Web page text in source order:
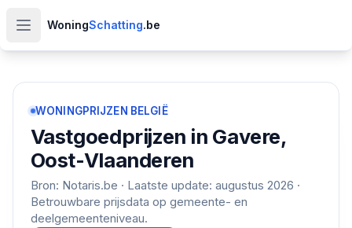
Open hoofdmenu
WoningSchatting.be
WONINGPRIJZEN BELGIË
Vastgoedprijzen in Gavere,
Oost-Vlaanderen
Bron: Notaris.be · Laatste update: augustus 2026 ·
Betrouwbare prijsdata op gemeente- en
deelgemeenteniveau.